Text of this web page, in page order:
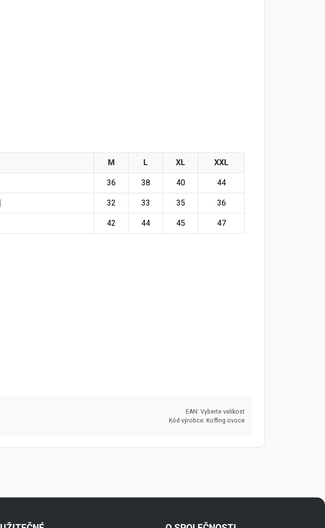
M L XL XXL
36 38 40 44
32 33 35 36
42 44 45 47
EAN: Vyberte velikost
Kód výrobce: Koffing ovoce